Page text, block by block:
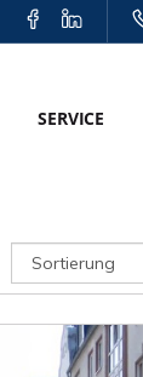
SERVICE